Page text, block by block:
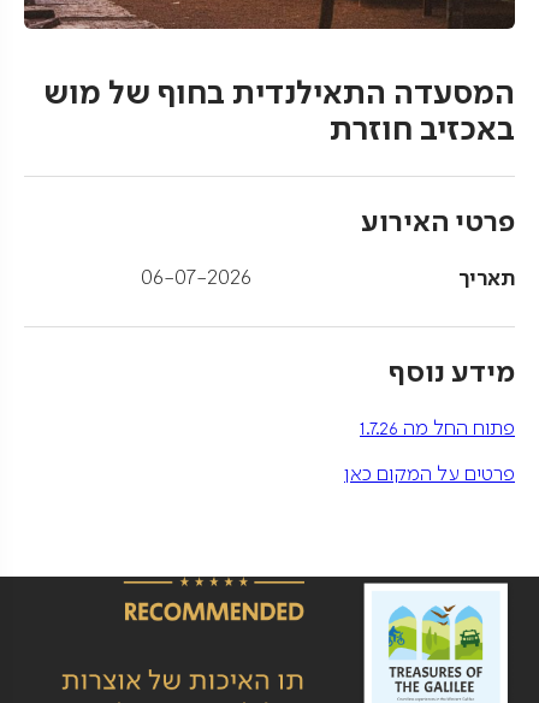
המסעדה התאילנדית בחוף של מוש
באכזיב חוזרת
פרטי האירוע
תאריך 06-07-2026
מידע נוסף
פתוח החל מה 1.7.26
פרטים על המקום כאן